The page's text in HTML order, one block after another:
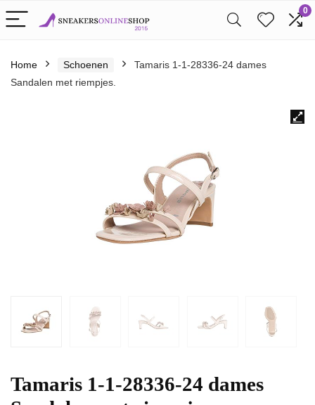
0
Home Schoenen
Tamaris 1-1-28336-24 dames
Sandalen met riempjes.
Tamaris 1-1-28336-24 dames